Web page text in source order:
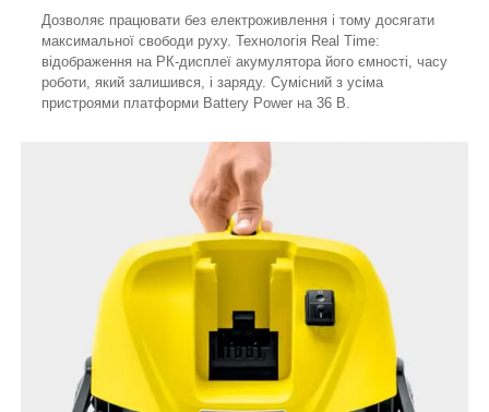
Дозволяє працювати без електроживлення і тому досягати
максимальної свободи руху. Технологія Real Time:
відображення на РК-дисплеї акумулятора його ємності, часу
роботи, який залишився, і заряду. Сумісний з усіма
пристроями платформи Battery Power на 36 В.